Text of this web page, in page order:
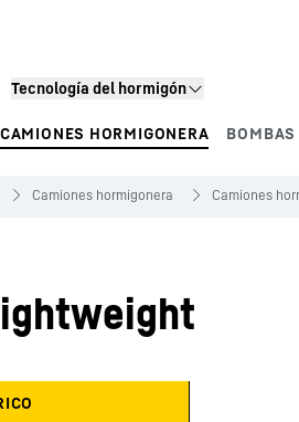
Tecnología del hormigón
CAMIONES HORMIGONERA BOMBAS
Camiones hormigonera Camiones